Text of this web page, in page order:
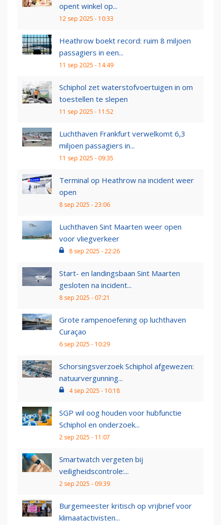
opent winkel op...
12 sep 2025 - 10:33
Heathrow boekt record: ruim 8 miljoen
passagiers in een...
11 sep 2025 - 14:49
Schiphol zet waterstofvoertuigen in om
toestellen te slepen
11 sep 2025 - 11:52
Luchthaven Frankfurt verwelkomt 6,3
miljoen passagiers in...
11 sep 2025 - 09:35
Terminal op Heathrow na incident weer
open
8 sep 2025 - 23:06
Luchthaven Sint Maarten weer open
voor vliegverkeer
8 sep 2025 - 22:26
Start- en landingsbaan Sint Maarten
gesloten na incident...
8 sep 2025 - 07:21
Grote rampenoefening op luchthaven
Curaçao
6 sep 2025 - 10:29
Schorsingsverzoek Schiphol afgewezen:
natuurvergunning...
4 sep 2025 - 10:18
SGP wil oog houden voor hubfunctie
Schiphol en onderzoek...
2 sep 2025 - 11:07
Smartwatch vergeten bij
veiligheidscontrole:...
2 sep 2025 - 09:39
Burgemeester kritisch op vrijbrief voor
klimaatactivisten...